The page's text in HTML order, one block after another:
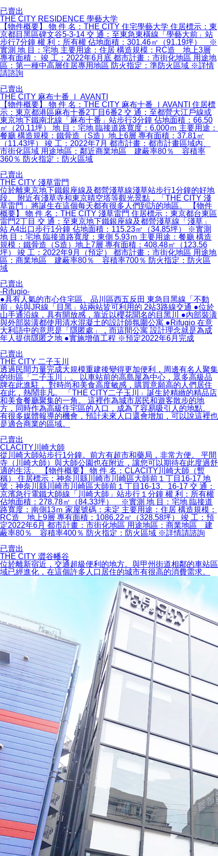
已賣出
THE CITY RESIDENCE 學藝大学
【物件概要】 物 件 名：THE CITY 住宅學藝大学 住居標示：東
京都目黑區碑文谷5-3-14 交 通：至東急東橫線「學藝大前」站
步行7分鐘 權 利：所有權 佔地面積：301.46㎡（91.19坪） ※
實測 地 目：宅地 主要用途：住居 構造規模：RC造 地上3層
專有面積： 竣 工：2022年6月底 都市計畫：市街化地區 用途地
區：第一種中高層住居專用地區 防火指定：準防火區域 ※詳情
請諮詢
已賣出
THE CITY 麻布十番 Ⅰ AVANTI
【物件概要】 物 件 名：THE CITY 麻布十番 ⅠAVANTI 住居標
示：東京都港區麻布十番2丁目6番2 交 通：至都營大江戶線或
東京地下鐵南北線「麻布十番」站步行3分鐘 佔地面積：66.50
㎡（20.11坪） 地 目：宅地 臨接道路寬度：6.000ｍ 主要用途：
餐廳 構造規模：鐵骨造（S造）地上6層 專有面積：37.81㎡
（11.43坪） 竣 工：2022年7月 都市計畫：都市計畫區域內、
市街化區域 用途地區：鄰近商業地區 建蔽率80％ 容積率
360％ 防火指定：防火區域
已賣出
THE CITY 淺草雷門
位於離東京地下鐵銀座線及都營淺草線淺草站步行1分鐘的好地
段。 附近有淺草寺和東京晴空塔等觀光景點，「THE CITY 淺
草雷門」將誕生在這個每天都有很多人們到訪的地區。 【物件
概要】 物 件 名：THE CITY 淺草雷門 住居標示：東京都台東區
雷門2丁目 交 通：至東京地下鐵銀座線及都營淺草線「淺草」
站 A4出口步行1分鐘 佔地面積：115.23㎡（34.85坪） ※實測
地 目：宅地 臨接道路寬度：東側 5.93ｍ 主要用途：餐廳 構造
規模：鐵骨造（S造）地上7層 專有面積：408.48㎡（123.56
坪） 竣 工：2022年9月（預定） 都市計畫：市街化地區 用途地
區：商業地區 建蔽率80％ 容積率700％ 防火指定：防火區
域
已賣出
-Rifugio-
●具有人氣的市心住宅區、品川區西五反田 東急目黑線「不動
前」站與JR線「目黑」站兩站皆可利用的 2站3路線交通 ●位於
山手通沿線，具有開放感，靠近以櫻花聞名的目黑川 ●內部裝潢
與外部裝潢都使用清水混凝土的設計師氛圍公寓 ●Rifugio 在意
大利語中的意思是「隱匿處」，而這間公寓 設計理念就是為成
年人提供隱匿之地 ●實施增值工程 ※預定2022年6月完成
已賣出
THE CITY 二子玉川
透過民間力量完成大規模重建後變得更加便利，周邊有名人聚集
的街區「二子玉川」。 以車站前的高島屋為中心，眾多高級品
牌在此進駐， 對時尚和美食高度敏感，購買意願高的人們居住
在此，熱鬧非凡。 「THE CITY二子玉川」誕生於精緻的精品店
和美食餐廳聚集的一角。 這裡作為城市居民和遊客散步的地
方，同時作為高級住宅區的入口，成為了容易吸引人的地點。
有很多媒體報導的機會，預計未來人口還會增加，可以說這裡也
是適合商業的區域。
已賣出
CLACITY川崎大師
從川崎大師站步行1分鐘。前方有超市和藥局，非常方便。 平間
寺（川崎大師）與大師公園也在附近，讓您可以期待在此度過舒
適的生活。 【物件概要】 物 件 名：CLACITY川崎大師（暫
稱） 住居標示：神奈川縣川崎市川崎區大師前１丁目16-17 地
號：神奈川縣川崎市川崎區大師前１丁目16-13、16-17 交 通：
京濱急行電鐵大師線「川崎大師」站步行１分鐘 權 利：所有權
佔地面積：278.78㎡（84.33坪） ※實測 地 目：宅地 臨接道
路寬度：南側13ｍ 家屋號碼：未定 主要用途：住居 構造規模：
RC造 地上9層 專有面積：1086.22㎡（328.58坪） 竣 工：預
定2022年6月 都市計畫：市街化地區 用途地區：商業地區 建
蔽率80％ 容積率400％ 防火指定：防火區域 ※詳情請諮詢
已賣出
THE CITY 澀谷幡谷
位於離新宿近，交通超級便利的地方。與甲州街道相鄰的車站區
域已經進化，在這個許多人口居住的城市有很高的消費需求。